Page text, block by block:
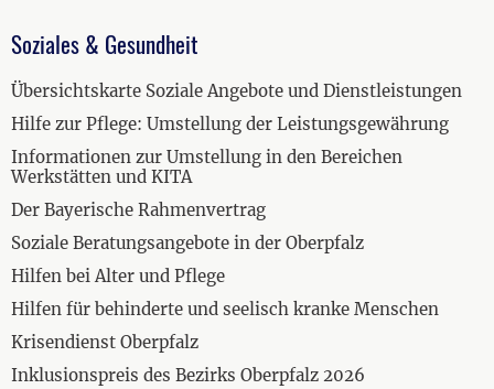
Soziales & Gesundheit
Übersichtskarte Soziale Angebote und Dienstleistungen
Hilfe zur Pflege: Umstellung der Leistungsgewährung
Informationen zur Umstellung in den Bereichen
Werkstätten und KITA
Der Bayerische Rahmenvertrag
Soziale Beratungsangebote in der Oberpfalz
Hilfen bei Alter und Pflege
Hilfen für behinderte und seelisch kranke Menschen
Krisendienst Oberpfalz
Inklusionspreis des Bezirks Oberpfalz 2026